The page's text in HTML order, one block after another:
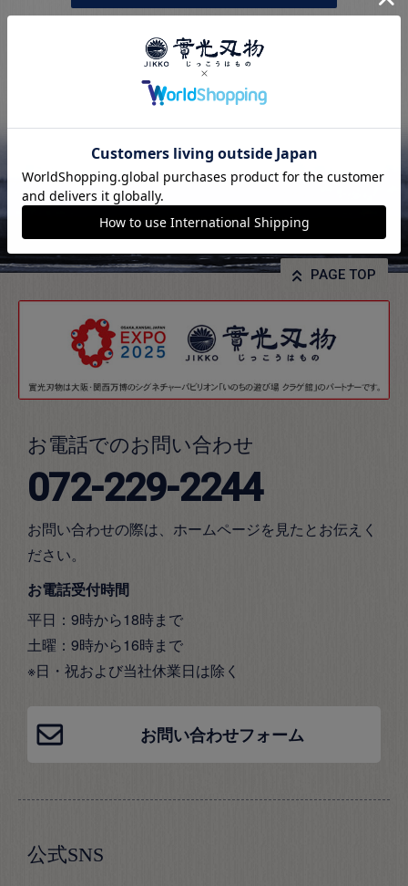
PAGE TOP
お電話でのお問い合わせ
072-229-2244
お問い合わせの際は、ホームページを見たとお伝えく
ださい。
お電話受付時間
平日：9時から18時まで
土曜：9時から16時まで
※日・祝および当社休業日は除く
お問い合わせフォーム
公式SNS